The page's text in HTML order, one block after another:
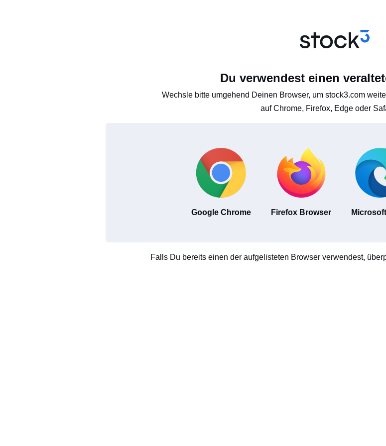
Du verwendest einen
Wechsle bitte umgehend Deinen Browser, um stock3.com
auf Chrome, Firefox, Edge oder
Google Chrome Firefox Browser
Falls Du bereits einen der aufgelisteten Browser verwendest,